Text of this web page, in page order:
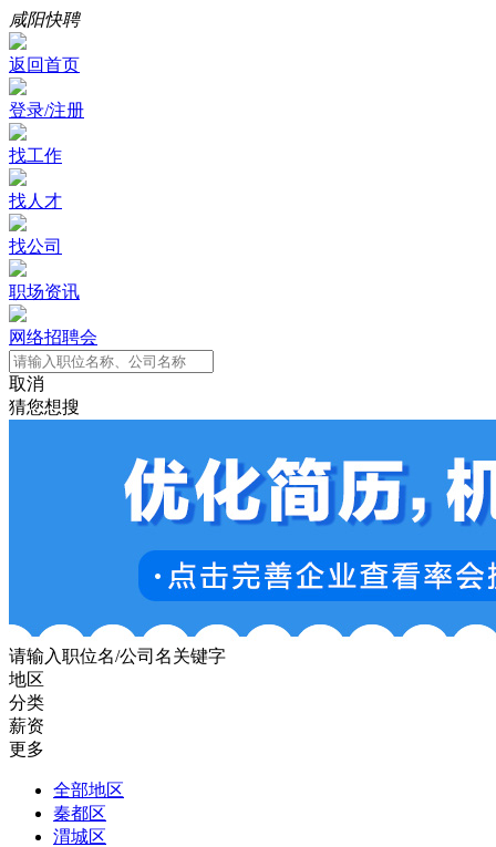
咸阳快聘
返回首页
登录/注册
找工作
找人才
找公司
职场资讯
网络招聘会
取消
猜您想搜
请输入职位名/公司名关键字
地区
分类
薪资
更多
全部地区
秦都区
渭城区